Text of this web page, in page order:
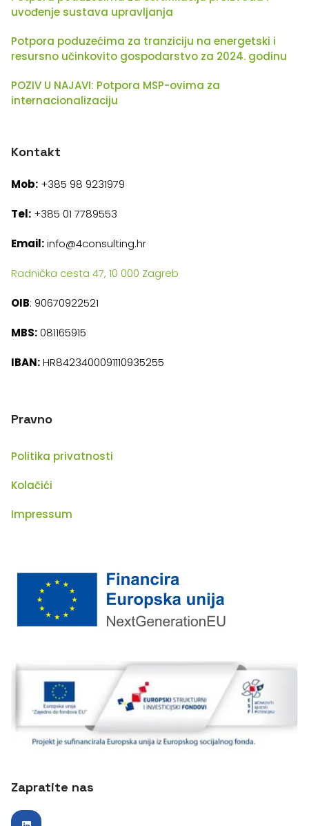
uvođenje sustava upravljanja
Potpora poduzećima za tranziciju na energetski i
resursno učinkovito gospodarstvo za 2024. godinu
POZIV U NAJAVI: Potpora MSP-ovima za
internacionalizaciju
Kontakt
Mob: +385 98 9231979
Tel: +385 01 7789553
Email:info@4consulting.hr
Radnička cesta 47, 10 000 Zagreb
OIB: 90670922521
MBS:081165915
IBAN:HR8423400091110935255
Pravno
Politika privatnosti
Kolačići
Impressum
Zapratite nas